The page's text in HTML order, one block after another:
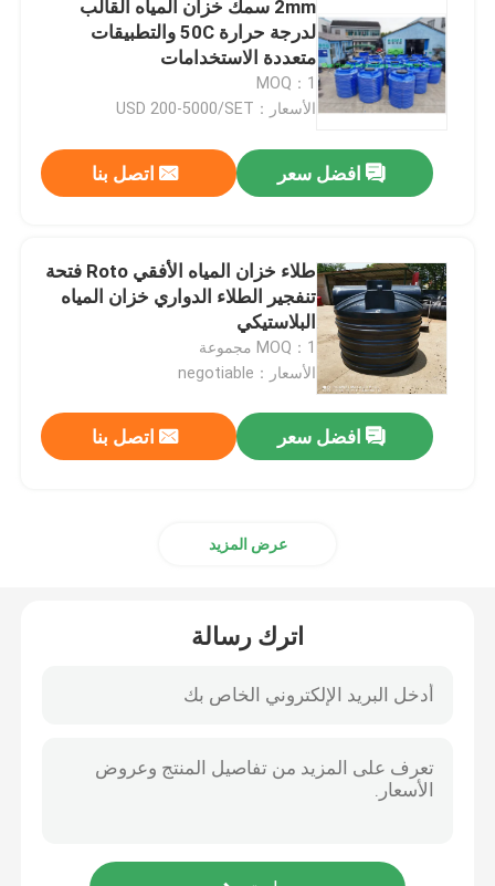
فرن مكوك متحرك
آلة صب الدوران الدائري
آلة تحبيب إعادة تدوير البلاستيك
طاحن LDPE
كسارة نفايات البلاستيك
ألواح الصلب المدرفلة على البارد
2mm سمك خزان المياه القالب
لدرجة حرارة 50C والتطبيقات
متعددة الاستخدامات
MOQ：1
الأسعار：USD 200-5000/SET
افضل سعر اتصل بنا
طلاء خزان المياه الأفقي Roto فتحة
تنفجير الطلاء الدواري خزان المياه
البلاستيكي
MOQ：1 مجموعة
الأسعار：negotiable
افضل سعر اتصل بنا
عرض المزيد
اترك رسالة